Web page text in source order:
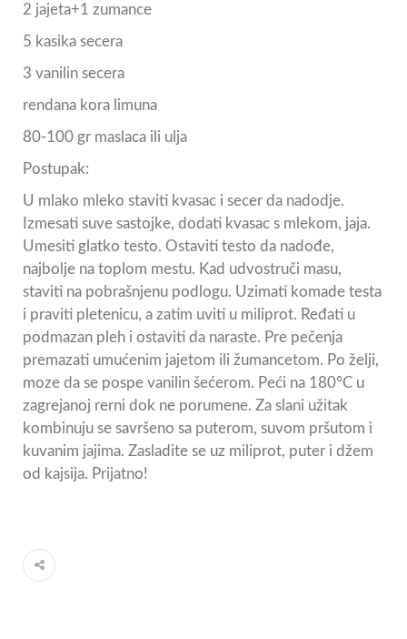
2 jajeta+1 zumance
5 kasika secera
3 vanilin secera
rendana kora limuna
80-100 gr maslaca ili ulja
Postupak:
U mlako mleko staviti kvasac i secer da nadodje.
Izmesati suve sastojke, dodati kvasac s mlekom, jaja.
Umesiti glatko testo. Ostaviti testo da nadođe,
najbolje na toplom mestu. Kad udvostruči masu,
staviti na pobrašnjenu podlogu. Uzimati komade testa
i praviti pletenicu, a zatim uviti u miliprot. Ređati u
podmazan pleh i ostaviti da naraste. Pre pečenja
premazati umućenim jajetom ili žumancetom. Po želji,
moze da se pospe vanilin šećerom. Peći na 180°C u
zagrejanoj rerni dok ne porumene. Za slani užitak
kombinuju se savršeno sa puterom, suvom pršutom i
kuvanim jajima. Zasladite se uz miliprot, puter i džem
od kajsija. Prijatno!